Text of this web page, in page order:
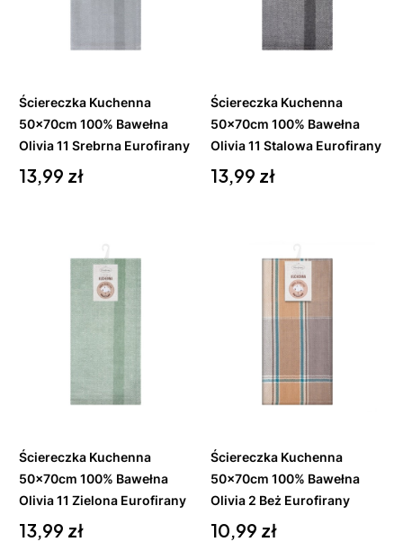
Ściereczka Kuchenna
50x70cm 100% Bawełna
Olivia 11 Srebrna Eurofirany
Cena
13,99 zł
Do
Ściereczka Kuchenna
50x70cm 100% Bawełna
Olivia 11 Stalowa Eurofirany
Cena
13,99 zł
Do
Ściereczka Kuchenna
50x70cm 100% Bawełna
Olivia 11 Zielona Eurofirany
Cena
13,99 zł
Ściereczka Kuchenna
50x70cm 100% Bawełna
Olivia 2 Beż Eurofirany
Cena
10,99 zł